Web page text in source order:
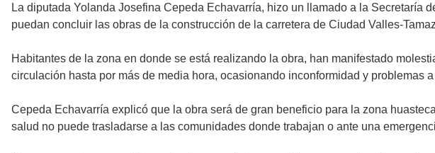
La diputada Yolanda Josefina Cepeda Echavarría, hizo un llamado a la
puedan concluir las obras de la construcción de la carretera de Ciudad Valles-
Habitantes de la zona en donde se está realizando la obra, han manifestado
circulación hasta por más de media hora, ocasionando inconformidad y problemas
Cepeda Echavarría explicó que la obra será de gran beneficio para la zona
salud no puede trasladarse a las comunidades donde trabajan o ante una